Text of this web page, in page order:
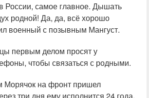
России, самое главное. Дышать
родной! Да, да, всё хорошо
военный с позывным Мангуст.
первым делом просят у
чтобы связаться с родными.
Морячок на фронт пришел